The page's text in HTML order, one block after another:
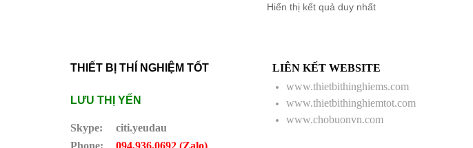
Hiển thị kết quả duy nhất
THIẾT BỊ THÍ NGHIỆM TỐT
LƯU THỊ YẾN
Skype:
citi.yeudau
Phone:
094.936.0692 (Zalo)
LIÊN KẾT WEBSITE
www.thietbithinghiems.com
www.thietbithinghiemtot.com
www.chobuonvn.com